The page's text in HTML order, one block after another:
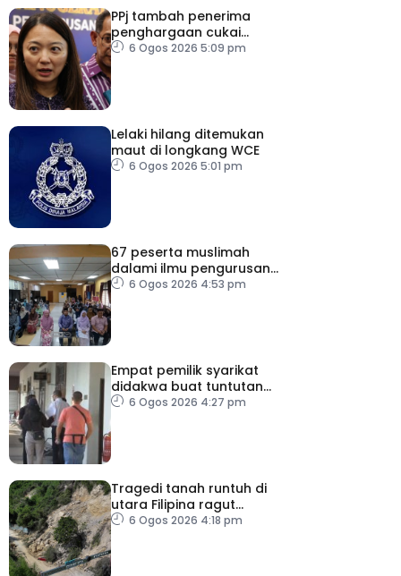
PPj tambah penerima
penghargaan cukai
taksiran
6 Ogos 2026 5:09 pm
Lelaki hilang ditemukan
maut di longkang WCE
6 Ogos 2026 5:01 pm
67 peserta muslimah
dalami ilmu pengurusan
jenazah
6 Ogos 2026 4:53 pm
Empat pemilik syarikat
didakwa buat tuntutan
palsu PERKESO
6 Ogos 2026 4:27 pm
Tragedi tanah runtuh di
utara Filipina ragut
empat nyawa
6 Ogos 2026 4:18 pm